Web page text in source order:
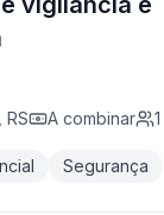
A combinar 1
Segurança